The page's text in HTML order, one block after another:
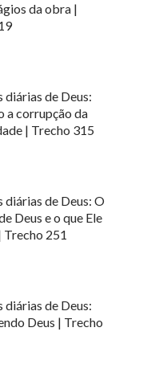
da obra |
diárias de Deus:
a corrupção da
| Trecho 315
diárias de Deus: O
Deus e o que Ele
Trecho 251
diárias de Deus:
Deus | Trecho